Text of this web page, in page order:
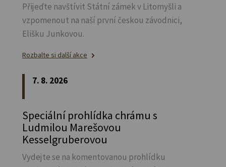
Přijeďte navštívit Státní zámek v Litomyšli a
vzpomenout na naší první českou závodnici,
Elišku Junkovou.
Rozbalte si další akce
7. 8. 2026
Speciální prohlídka chrámu s
Ludmilou Marešovou
Kesselgruberovou
Vydejte se na komentovanou prohlídku